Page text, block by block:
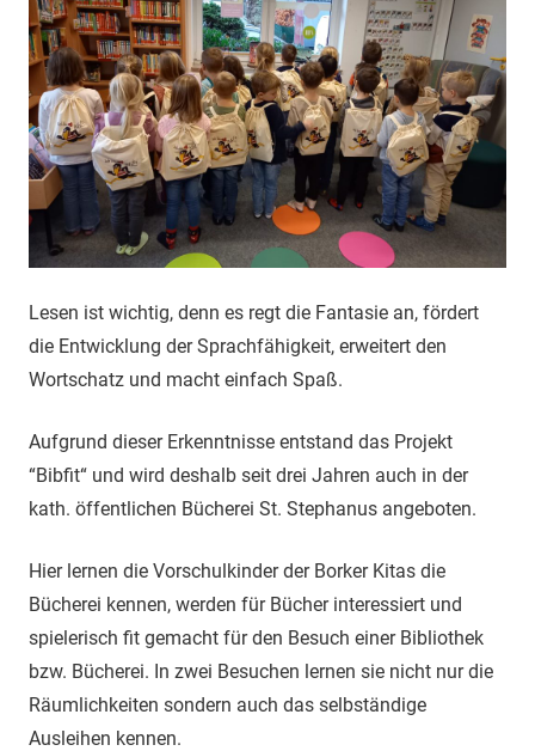
Lesen ist wichtig, denn es regt die Fantasie an, fördert
die Entwicklung der Sprachfähigkeit, erweitert den
Wortschatz und macht einfach Spaß.
Aufgrund dieser Erkenntnisse entstand das Projekt
“Bibfit“ und wird deshalb seit drei Jahren auch in der
kath. öffentlichen Bücherei St. Stephanus angeboten.
Hier lernen die Vorschulkinder der Borker Kitas die
Bücherei kennen, werden für Bücher interessiert und
spielerisch fit gemacht für den Besuch einer Bibliothek
bzw. Bücherei. In zwei Besuchen lernen sie nicht nur die
Räumlichkeiten sondern auch das selbständige
Ausleihen kennen.